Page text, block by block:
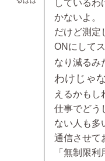
しているわ
かないよ。
だけど測定
ONにして
なり減るみ
わけじゃ
えるかもし
仕事でどう
ない人も多
通信させて
「無制限